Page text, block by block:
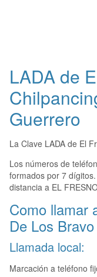
LADA de
Guerrero
La Clave LADA de El
Los números de
formados por 7
distancia a EL
Como llamar
De Los Bravo
Llamada local:
Marcación a teléfono